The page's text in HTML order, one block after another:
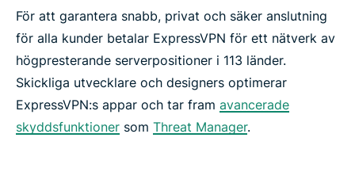
För att garantera snabb, privat och säker anslutning
för alla kunder betalar ExpressVPN för ett nätverk av
högpresterande serverpositioner i 113 länder.
Skickliga utvecklare och designers optimerar
ExpressVPN:s appar och tar fram avancerade
skyddsfunktioner som Threat Manager.